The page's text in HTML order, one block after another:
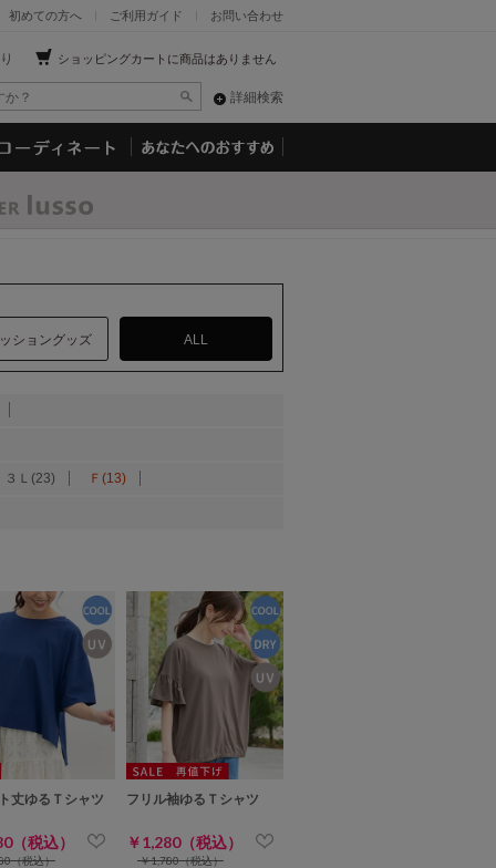
お問い合わせ
ご利用ガイド
初めての方へ
ショッピングカートに商品はありません
詳細検索
ショングッズ ALL
３Ｌ(23) Ｆ(13)
丈ゆるＴシャツ
（税込）
（税込）
フリル袖ゆるＴシャツ
￥1,280（税込）
￥1,780（税込）